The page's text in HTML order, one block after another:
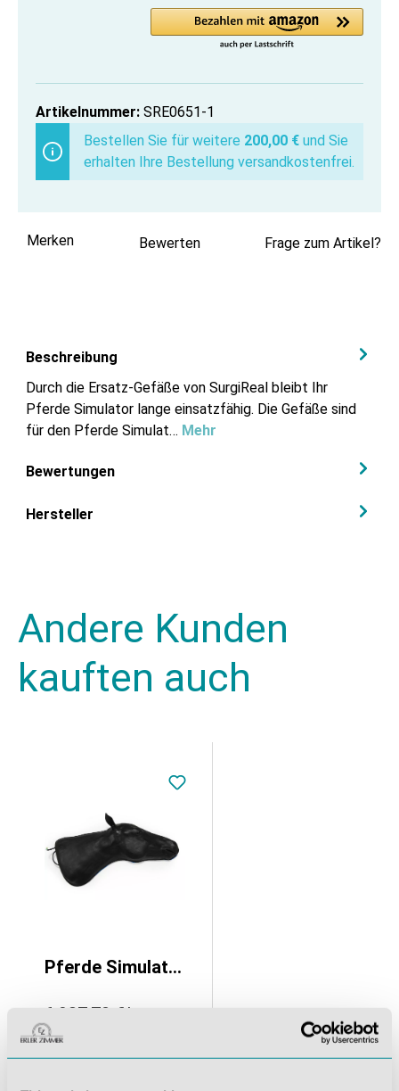
Artikelnummer: SRE0651-1
Bestellen Sie für weitere 200,00 € und Sie
erhalten Ihre Bestellung versandkostenfrei.
Merken Bewerten Frage zum Artikel?
Beschreibung
Durch die Ersatz-Gefäße von SurgiReal bleibt Ihr
Pferde Simulator lange einsatzfähig. Die Gefäße sind
für den Pferde Simulat… Mehr
Bewertungen
Hersteller
Andere Kunden
kauften auch
Pferde Simulator 1.0
6.937,70 €*